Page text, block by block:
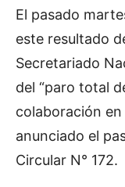
El pasado
este resultado
Secretariado
del “paro total
colaboración en
anunciado el
Circular N° 172.